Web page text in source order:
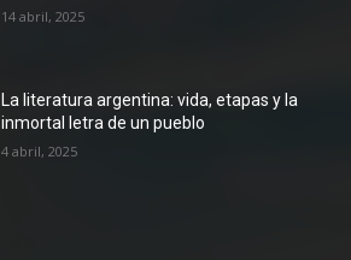
14 abril, 2025
La literatura argentina: vida, etapas y la
inmortal letra de un pueblo
4 abril, 2025